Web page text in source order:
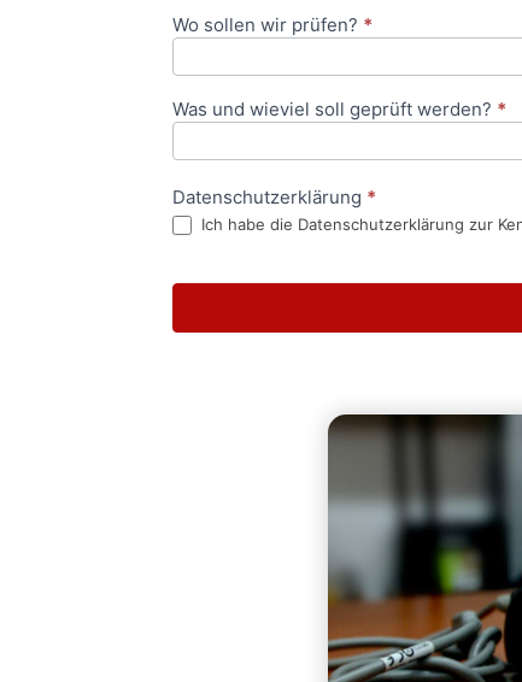
Wo sollen wir prüfen? *
Was und wieviel soll geprüft werden? *
Datenschutzerklärung *
Ich habe die Datenschutzerklärung zur